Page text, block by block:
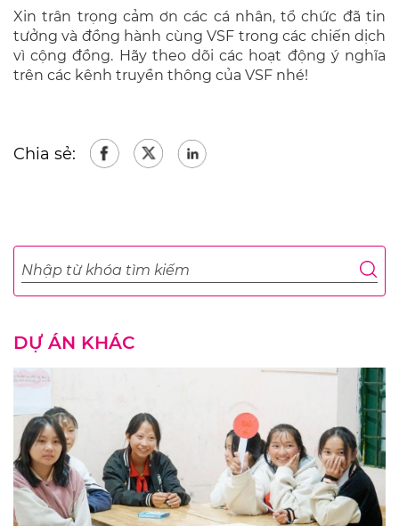
Xin trân trọng cảm ơn các cá nhân, tổ chức đã tin
tưởng và đồng hành cùng VSF trong các chiến dịch
vì cộng đồng. Hãy theo dõi các hoạt động ý nghĩa
trên các kênh truyền thông của VSF nhé!
Chia sẻ:
DỰ ÁN KHÁC